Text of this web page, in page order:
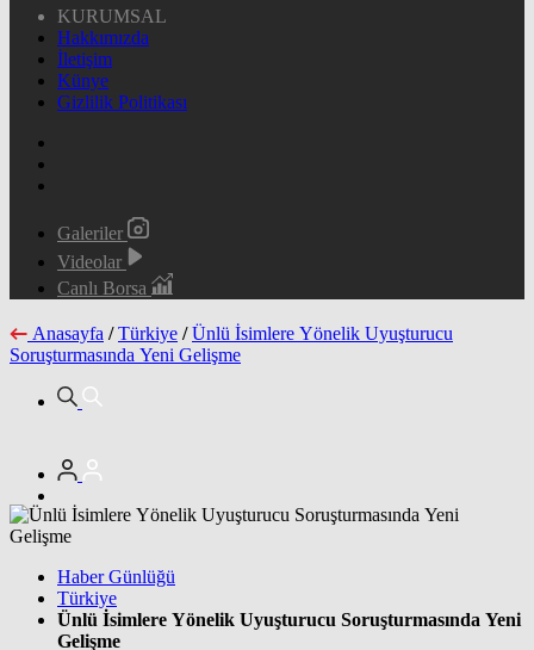
KURUMSAL
Hakkımızda
İletişim
Künye
Gizlilik Politikası
Galeriler
Videolar
Canlı Borsa
Anasayfa / Türkiye / Ünlü İsimlere Yönelik Uyuşturucu
Soruşturmasında Yeni Gelişme
Haber Günlüğü
Türkiye
Ünlü İsimlere Yönelik Uyuşturucu Soruşturmasında Yeni
Gelişme